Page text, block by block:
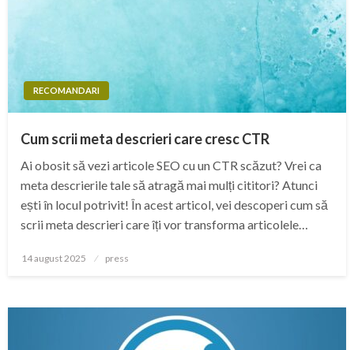
RECOMANDARI
Cum scrii meta descrieri care cresc CTR
Ai obosit să vezi articole SEO cu un CTR scăzut? Vrei ca
meta descrierile tale să atragă mai mulți cititori? Atunci
ești în locul potrivit! În acest articol, vei descoperi cum să
scrii meta descrieri care îți vor transforma articolele…
Posted
14 august 2025 press